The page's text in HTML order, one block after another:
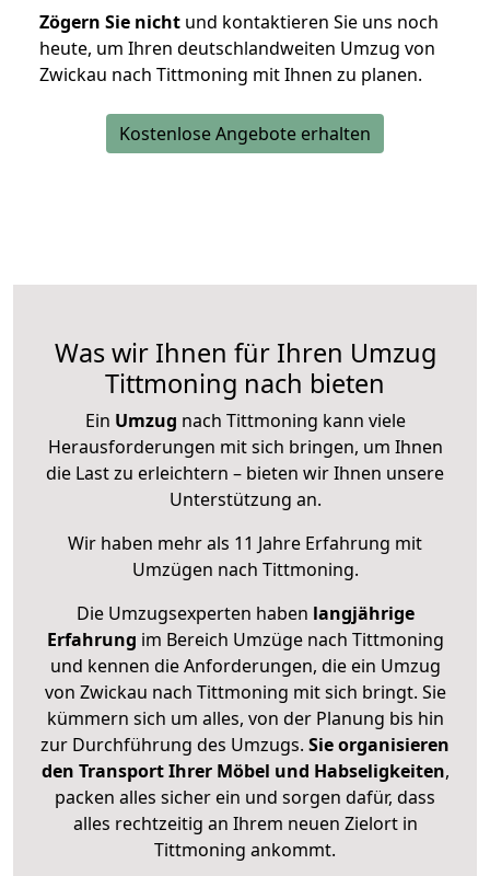
Zögern Sie nicht und kontaktieren Sie uns noch
heute, um Ihren deutschlandweiten Umzug von
Zwickau nach Tittmoning mit Ihnen zu planen.
Kostenlose Angebote erhalten
Was wir Ihnen für Ihren Umzug
Tittmoning nach bieten
Ein Umzug nach Tittmoning kann viele
Herausforderungen mit sich bringen, um Ihnen
die Last zu erleichtern – bieten wir Ihnen unsere
Unterstützung an.
Wir haben mehr als 11 Jahre Erfahrung mit
Umzügen nach Tittmoning.
Die Umzugsexperten haben langjährige
Erfahrung im Bereich Umzüge nach Tittmoning
und kennen die Anforderungen, die ein Umzug
von Zwickau nach Tittmoning mit sich bringt. Sie
kümmern sich um alles, von der Planung bis hin
zur Durchführung des Umzugs. Sie organisieren
den Transport Ihrer Möbel und Habseligkeiten,
packen alles sicher ein und sorgen dafür, dass
alles rechtzeitig an Ihrem neuen Zielort in
Tittmoning ankommt.